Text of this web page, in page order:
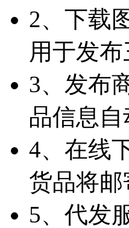
2、下载
用于发
3、发布
品信息
4、在线
货品将邮
5、代发